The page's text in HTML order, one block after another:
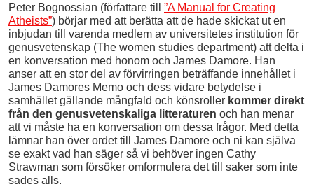
Peter Bognossian (författare till ”A Manual for Creating
Atheists”) börjar med att berätta att de hade skickat ut en
inbjudan till varenda medlem av universitetes institution för
genusvetenskap (The women studies department) att delta i
en konversation med honom och James Damore. Han
anser att en stor del av förvirringen beträffande innehållet i
James Damores Memo och dess vidare betydelse i
samhället gällande mångfald och könsroller kommer direkt
från den genusvetenskaliga litteraturen och han menar
att vi måste ha en konversation om dessa frågor. Med detta
lämnar han över ordet till James Damore och ni kan själva
se exakt vad han säger så vi behöver ingen Cathy
Strawman som försöker omformulera det till saker som inte
sades alls.